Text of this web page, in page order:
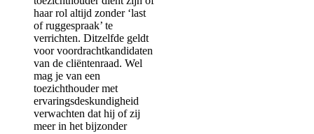
haar rol altijd zonder ‘last
of ruggespraak’ te
verrichten. Ditzelfde geldt
voor voordrachtkandidaten
van de cliëntenraad. Wel
mag je van een
toezichthouder met
ervaringsdeskundigheid
verwachten dat hij of zij
meer in het bijzonder